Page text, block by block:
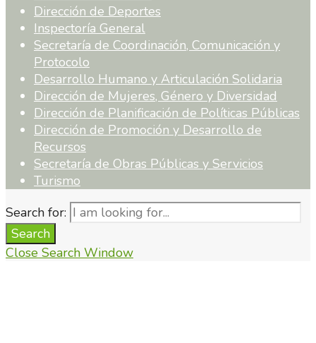
Dirección de Deportes
Inspectoría General
Secretaría de Coordinación, Comunicación y
Protocolo
Desarrollo Humano y Articulación Solidaria
Dirección de Mujeres, Género y Diversidad
Dirección de Planificación de Políticas Públicas
Dirección de Promoción y Desarrollo de
Recursos
Secretaría de Obras Públicas y Servicios
Turismo
Search for:
Search
Close Search Window